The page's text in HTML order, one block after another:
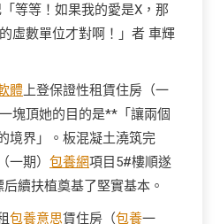
等等！如果我的愛是X，那
虛數單位才對啊！」者 車輝
體 上登保證性租賃住房（一
塊頂她的目的是**「讓兩個
境界」。板混凝土澆筑完
一期） 包養網項目5#樓順遂
后續扶植奠基了堅實基本。
包養意思賃住房（包養一